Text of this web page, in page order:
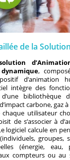
de la Solution
,
intègre des
bibliothèque
carbone, gaz
utilisateur
de s’associer à
logiciel calcule en
groupes,
(énergie, eau,
compteurs ou au